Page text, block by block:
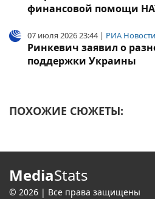
финансовой помощи
07 июля 2026 23:44 | РИА Новости
Ринкевич заявил о
поддержки Украины
ПОХОЖИЕ СЮЖЕТЫ:
MediaStats
© 2026 | Все права защищены